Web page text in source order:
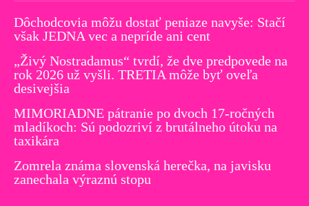
Dôchodcovia môžu dostať peniaze navyše: Stačí
však JEDNA vec a nepríde ani cent
„Živý Nostradamus“ tvrdí, že dve predpovede na
rok 2026 už vyšli. TRETIA môže byť oveľa
desivejšia
MIMORIADNE pátranie po dvoch 17-ročných
mladíkoch: Sú podozriví z brutálneho útoku na
taxikára
Zomrela známa slovenská herečka, na javisku
zanechala výraznú stopu